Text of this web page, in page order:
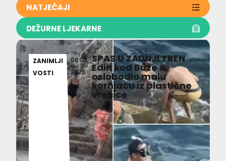
NATJEČAJI
DEŽURNE LJEKARNE
ZANIMLJI
VOSTI
08.08.
2026
SPAS U ZADNJI TREN
Edin kod Buže
oslobodio malu
kornjaču iz plastične
vrećice